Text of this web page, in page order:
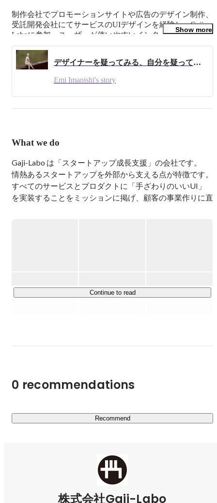
制作会社でプロモーションサイトや広告のデザイン制作、
受託開発会社にてサービスのUIデザインを経験し、Gaji-
Laboに参加。ユーザーが使いやすいインターフェースデ
ザインづくりと、フロントエンドで実現するUIデザイン
の橋渡しについて考えます。
実際にインターフェースを試したりフィクションの世界の
UIにヒントをえたりしながら、心地よく使えるデザイン
を考えるのが好き。
Show more
デザイナーを疑ってみる、自分を疑ってみる
Emi Imanishi's story
What we do
Gaji-Labo は「スタートアップ成長支援」の会社です。
情熱あるスタートアップを外部から支える点が特徴です。
すべてのサービスとプロダクトに「手ざわりのいいUI」
を実装することをミッションに掲げ、顧客の事業作りに直
・ フロントエンド開発
私たちの目指すビジョン「手ざわりのいいUI」につい
ください。
◆「会社」とはそもそも何だろう？ メンバーが生きやすく
なる、「ちょうどいいカプセル」としてのGaji-Laboのあ
Continue to read
0 recommendations
Recommend
株式会社Gaji-Labo